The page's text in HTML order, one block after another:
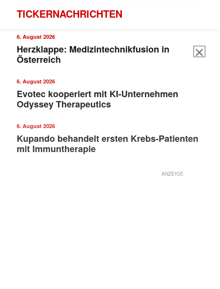
TICKERNACHRICHTEN
6. August 2026
Herzklappe: Medizintechnikfusion in
Österreich
6. August 2026
Evotec kooperiert mit KI-Unternehmen
Odyssey Therapeutics
6. August 2026
Kupando behandelt ersten Krebs-Patienten
mit Immuntherapie
ANZEIGE